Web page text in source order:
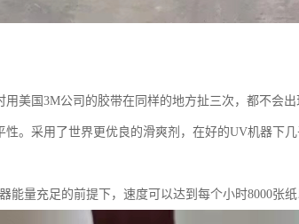
用美国3M公司的胶带在同样的地方扯三次，都不会出
性。采用了世界更优良的滑爽剂，在好的UV机器下
能量充足的前提下，速度可以达到每个小时8000张